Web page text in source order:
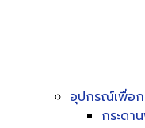
อุปกรณ์เพื่อก
กระดา